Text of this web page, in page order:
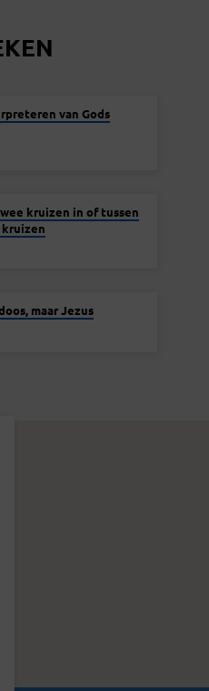
van Gods
kruizen in of tussen
maar Jezus